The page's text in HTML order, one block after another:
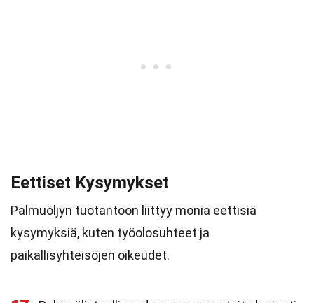
Eettiset Kysymykset
Palmuöljyn tuotantoon liittyy monia eettisiä
kysymyksiä, kuten työolosuhteet ja
paikallisyhteisöjen oikeudet.